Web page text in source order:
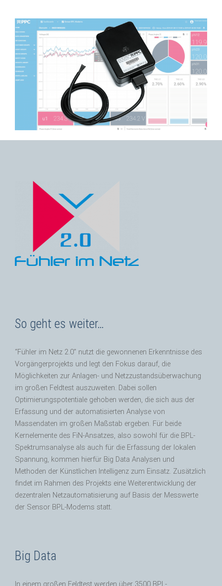
So geht es weiter…
“Fühler im Netz 2.0” nutzt die gewonnenen Erkenntnisse des
Vorgängerprojekts und legt den Fokus darauf, die
Möglichkeiten zur Anlagen- und Netzzustandsüberwachung
im großen Feldtest auszuweiten. Dabei sollen
Optimierungspotentiale gehoben werden, die sich aus der
Erfassung und der automatisierten Analyse von
Massendaten im großen Maßstab ergeben. Für beide
Kernelemente des FiN-Ansatzes, also sowohl für die BPL-
Spektrumsanalyse als auch für die Erfassung der lokalen
Spannung, kommen hierfür Big Data Analysen und
Methoden der Künstlichen Intelligenz zum Einsatz. Zusätzlich
findet im Rahmen des Projekts eine Weiterentwicklung der
dezentralen Netzautomatisierung auf Basis der Messwerte
der Sensor BPL-Modems statt.
Big Data
In einem großen Feldtest werden über 3500 BPL-